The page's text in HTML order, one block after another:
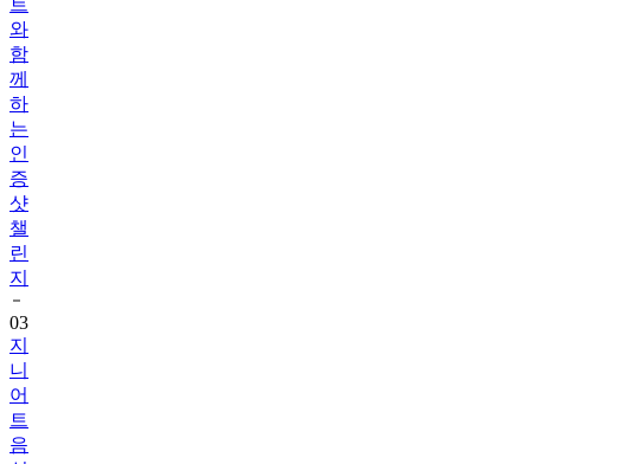
함
께
하
는
인
증
샷
챌
린
지
03
지
니
어
트
음
식
리